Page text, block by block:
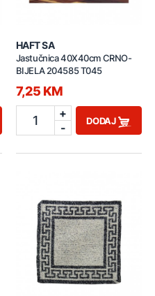
HAFT SA
Jastučnica 40X40cm CRNO-
BIJELA 204585 T045
7,25 KM
1
+
-
DODAJ